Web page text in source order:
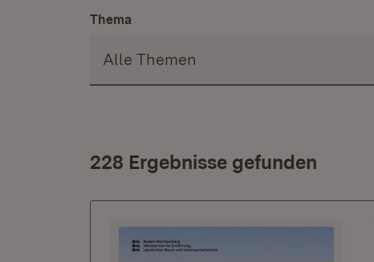
Thema
228 Ergebnisse gefunden